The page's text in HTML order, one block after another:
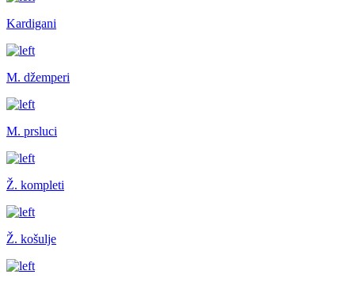
Kardigani
M. džemperi
M. prsluci
Ž. kompleti
Ž. košulje